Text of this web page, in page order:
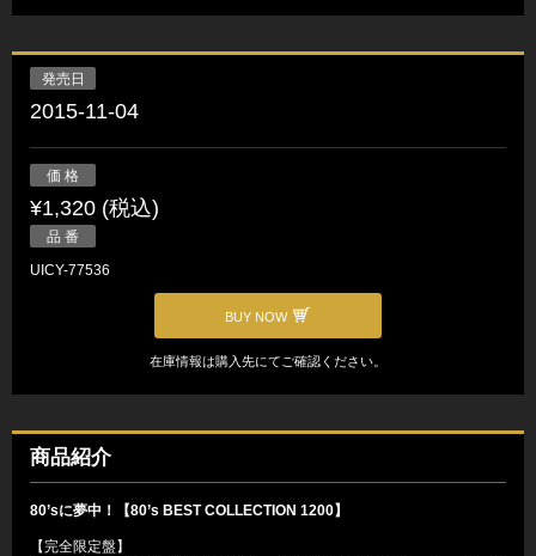
発売日
2015-11-04
価 格
¥1,320 (税込)
品 番
UICY-77536
BUY NOW
在庫情報は購入先にてご確認ください。
商品紹介
80’sに夢中！【80’s BEST COLLECTION 1200】
【完全限定盤】